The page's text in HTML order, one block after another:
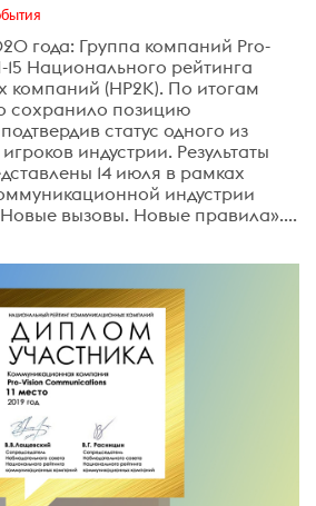
года: Группа компаний Pro-
Национального рейтинга
компаний (НР2К). По итогам
сохранило позицию
статус одного из
индустрии. Результаты
14 июля в рамках
индустрии
вызовы. Новые правила»....